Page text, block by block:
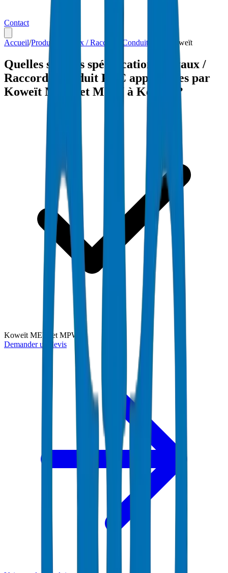
Contact
Accueil/Produits Tuyaux / Raccords Conduit PVC Koweït
Quelles sont les spécifications Tuyaux /
Raccords Conduit PVC approuvées par
Koweït MEW et MPW à Koweït ?
Koweït MEW et MPW
Demander un devis